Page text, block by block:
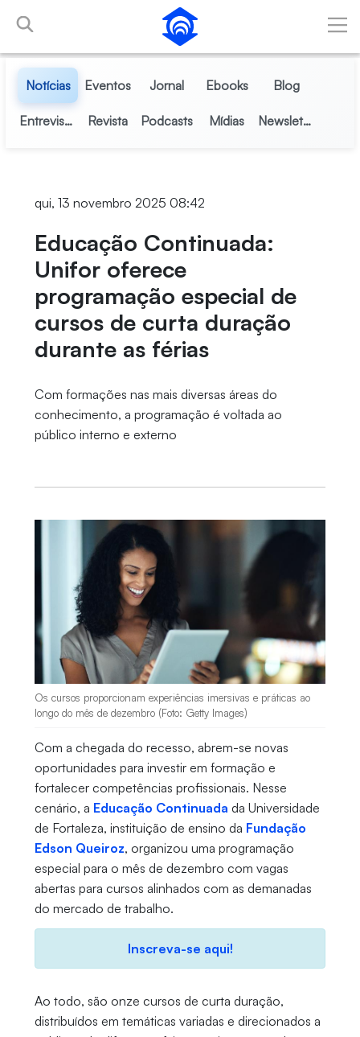
Pular para o Conteúdo principal
Notícias Eventos Jornal Ebooks Blog
Entrevistas Revista Podcasts Mídias Newsletter
qui, 13 novembro 2025 08:42
Educação Continuada:
Unifor oferece
programação especial de
cursos de curta duração
durante as férias
Com formações nas mais diversas áreas do
conhecimento, a programação é voltada ao
público interno e externo
Os cursos proporcionam experiências imersivas e práticas ao
longo do mês de dezembro (Foto: Getty Images)
Com a chegada do recesso, abrem-se novas
oportunidades para investir em formação e
fortalecer competências profissionais. Nesse
cenário, a Educação Continuada da Universidade
de Fortaleza, instituição de ensino da Fundação
Edson Queiroz, organizou uma programação
especial para o mês de dezembro com vagas
abertas para cursos alinhados com as demanadas
do mercado de trabalho.
Inscreva-se aqui!
Ao todo, são onze cursos de curta duração,
distribuídos em temáticas variadas e direcionados a